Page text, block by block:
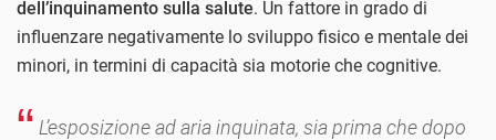
dell’inquinamento sulla salute. Un fattore in grado di
influenzare negativamente lo sviluppo fisico e mentale dei
minori, in termini di capacità sia motorie che cognitive.
L’esposizione ad aria inquinata, sia prima che dopo